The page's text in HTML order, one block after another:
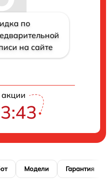
по
на сайте
Модели Гарантия